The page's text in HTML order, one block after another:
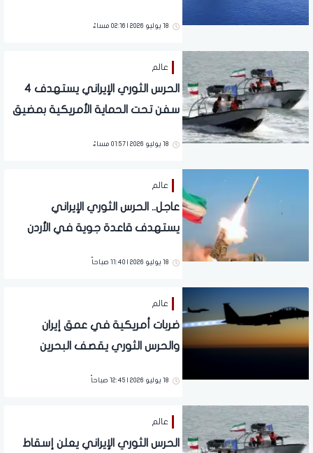
18 يوليو 2026 | 02:16 مساءً
عالم
الحرس الثوري الإيراني يستهدف 4
سفن تحت الحماية الأمريكية بمضيق
18 يوليو 2026 | 01:57 مساءً
عالم
عاجل.. الحرس الثوري الإيراني
يستهدف قاعدة جوية في الأردن
18 يوليو 2026 | 11:40 صباحاً
عالم
ضربات أمريكية في عمق إيران
والحرس الثوري يقصف البحرين
18 يوليو 2026 | 12:45 صباحاً
عالم
الحرس الثوري الإيراني يعلن إسقاط